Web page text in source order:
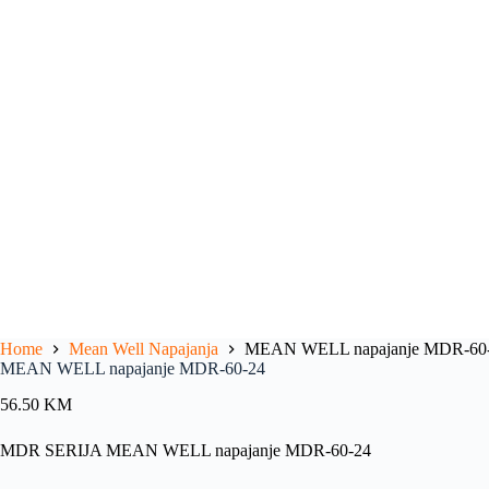
Home Mean Well Napajanja
MEAN WELL napajanje MDR-
MEAN WELL napajanje MDR-60-24
56.50 KM
MDR SERIJA MEAN WELL napajanje MDR-60-24